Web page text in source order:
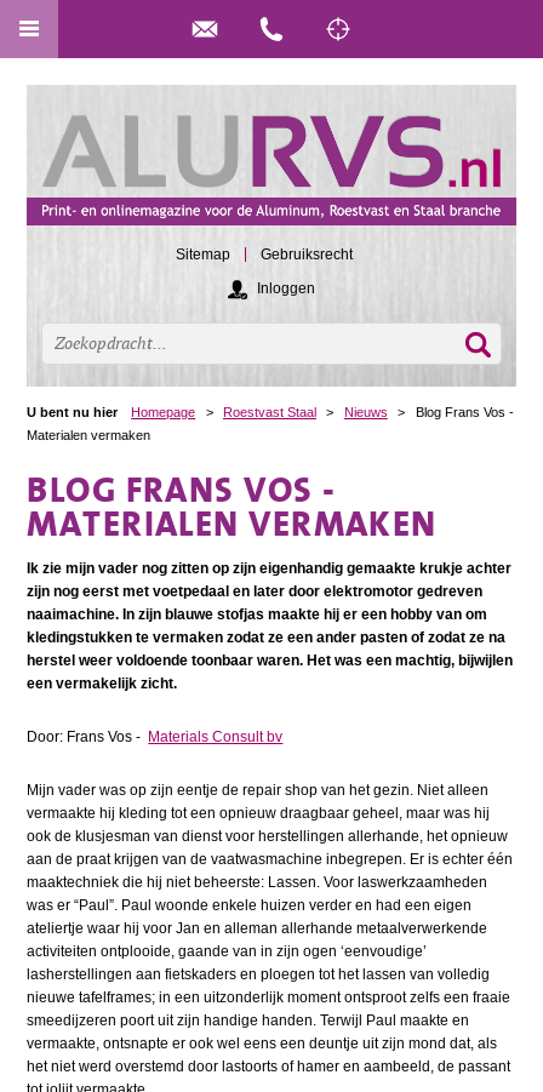
Sitemap
Gebruiksrecht
Inloggen
U bent nu hier Homepage > Roestvast Staal > Nieuws >
Blog Frans Vos -
Materialen vermaken
BLOG FRANS VOS -
MATERIALEN VERMAKEN
Ik zie mijn vader nog zitten op zijn eigenhandig gemaakte krukje achter
zijn nog eerst met voetpedaal en later door elektromotor gedreven
naaimachine. In zijn blauwe stofjas maakte hij er een hobby van om
kledingstukken te vermaken zodat ze een ander pasten of zodat ze na
herstel weer voldoende toonbaar waren. Het was een machtig, bijwijlen
een vermakelijk zicht.
Door: Frans Vos - Materials Consult bv
Mijn vader was op zijn eentje de repair shop van het gezin. Niet alleen
vermaakte hij kleding tot een opnieuw draagbaar geheel, maar was hij
ook de klusjesman van dienst voor herstellingen allerhande, het opnieuw
aan de praat krijgen van de vaatwasmachine inbegrepen. Er is echter één
maaktechniek die hij niet beheerste: Lassen. Voor laswerkzaamheden
was er “Paul”. Paul woonde enkele huizen verder en had een eigen
ateliertje waar hij voor Jan en alleman allerhande metaalverwerkende
activiteiten ontplooide, gaande van in zijn ogen ‘eenvoudige’
lasherstellingen aan fietskaders en ploegen tot het lassen van volledig
nieuwe tafelframes; in een uitzonderlijk moment ontsproot zelfs een fraaie
smeedijzeren poort uit zijn handige handen. Terwijl Paul maakte en
vermaakte, ontsnapte er ook wel eens een deuntje uit zijn mond dat, als
het niet werd overstemd door lastoorts of hamer en aambeeld, de passant